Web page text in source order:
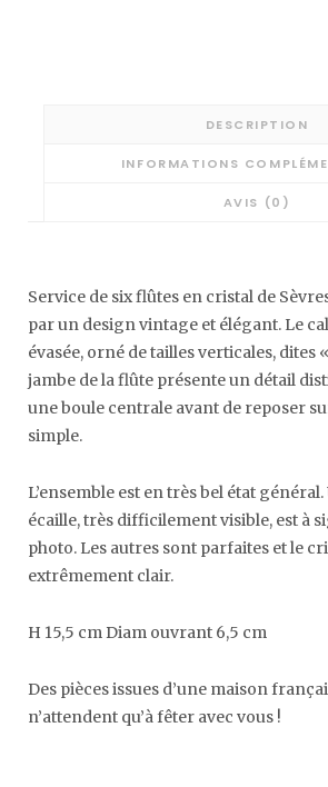
DESCRIPTION
INFORMATIONS
AVIS (0)
Service de six flûtes en cristal de
par un design vintage et élégant. Le
évasée, orné de tailles verticales, dites
jambe de la flûte présente un détail
une boule centrale avant de reposer
simple.
L’ensemble est en très bel état
écaille, très difficilement visible, est à
photo. Les autres sont parfaites et le
extrêmement clair.
H 15,5 cm Diam ouvrant 6,5 cm
Des pièces issues d’une maison
n’attendent qu’à fêter avec vous !